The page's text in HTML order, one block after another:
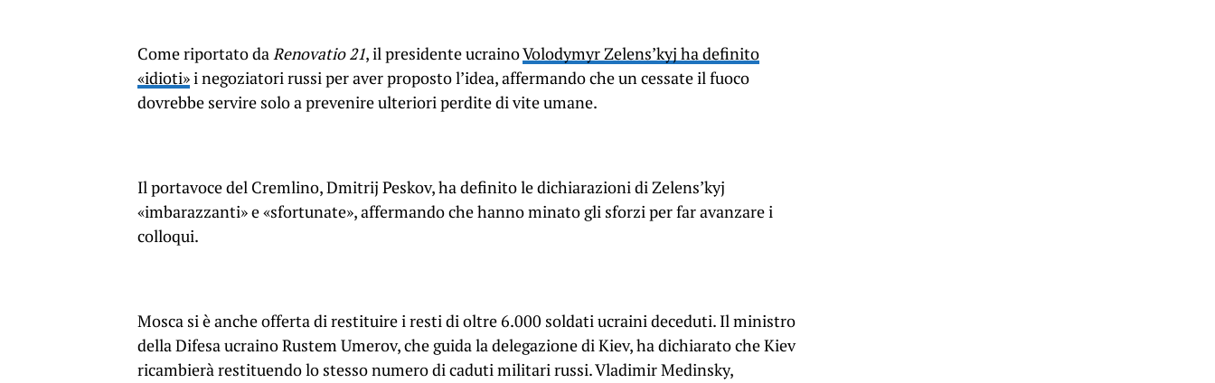
Come riportato daRenovatio 21, il presidente ucrainoVolodymyr Zelens’kyj ha definito
«idioti»i negoziatori russi per aver proposto l’idea, affermando che un cessate il fuoco
dovrebbe servire solo a prevenire ulteriori perdite di vite umane.
Il portavoce del Cremlino, Dmitrij Peskov, ha definito le dichiarazioni di Zelens’kyj
«imbarazzanti» e «sfortunate», affermando che hanno minato gli sforzi per far avanzare i
colloqui.
Mosca si è anche offerta di restituire i resti di oltre 6.000 soldati ucraini deceduti. Il ministro
della Difesa ucraino Rustem Umerov, che guida la delegazione di Kiev, ha dichiarato che Kiev
ricambierà restituendo lo stesso numero di caduti militari russi. Vladimir Medinsky,